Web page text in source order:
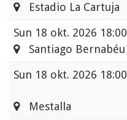
Estadio La Cartuja
Sun 18 okt. 2026 18:00
Santiago Bernabéu
Sun 18 okt. 2026 18:00
Mestalla